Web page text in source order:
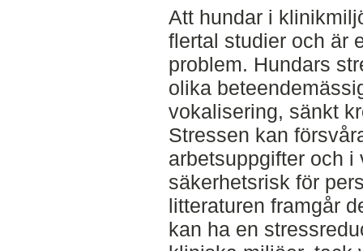
Att hundar i
flertal studier och är
problem. Hundars
olika
vokalisering, sänkt
Stressen kan
arbetsuppgifter och
säkerhetsrisk för
litteraturen framgår
kan ha en